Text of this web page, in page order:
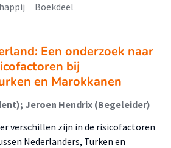
Boekdeel
Een onderzoek naar
bij
en Marokkanen
Jeroen Hendrix (Begeleider)
verschillen zijn in de risicofactoren
Nederlanders, Turken en